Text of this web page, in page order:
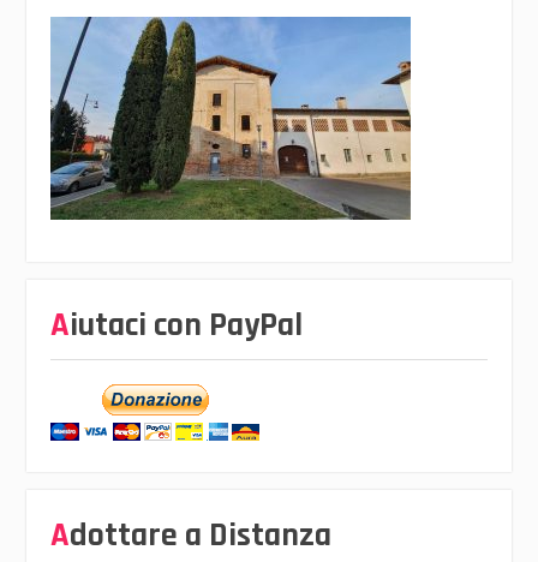
Aiutaci con PayPal
Adottare a Distanza